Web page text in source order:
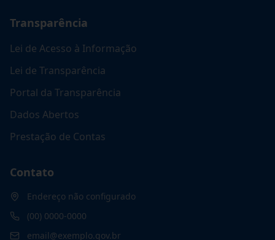
Transparência
Lei de Acesso à Informação
Lei de Transparência
Portal da Transparência
Dados Abertos
Prestação de Contas
Contato
Endereço não configurado
(00) 0000-0000
email@exemplo.gov.br